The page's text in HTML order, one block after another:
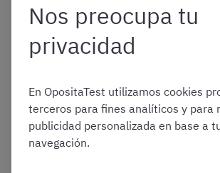
Tema 11. Ley Orgánica 3/2007, de
marzo, para la igualdad efectiva de
hombres. Título I. El principio de
principio de igualdad en el empleo
Tema 12
. Ley Orgánica 3/2018, de
diciembre, de Protección de Datos
Personales y garantía de los
Nos preocupa tu
privacidad
En OpositaTest utilizamos cookies
terceros para fines analíticos y para
publicidad personalizada en base a
navegación.